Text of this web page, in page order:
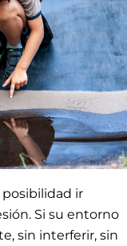
posibilidad ir
Si su entorno
sin interferir, sin